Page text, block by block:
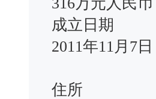
成立日期
2011年11月7日
住所